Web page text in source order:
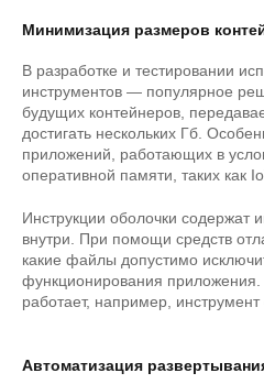
Минимизация размеров
В разработке и тестировании
инструментов — популярное
будущих контейнеров,
достигать нескольких Гб.
приложений, работающих в
оперативной памяти, таких как
Инструкции оболочки
внутри. При помощи средств
какие файлы допустимо
функционирования
работает, например, инструмент
Автоматизация